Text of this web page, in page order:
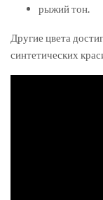
рыжий тон.
Другие цвета
синтетических